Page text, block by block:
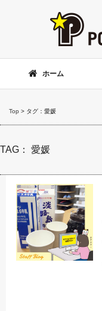
ホーム
Top > タグ：愛媛
TAG： 愛媛